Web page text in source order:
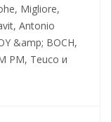
Migliore,
Antonio
&amp; BOCH,
PM, Teuco и